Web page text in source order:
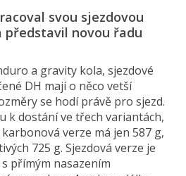
svou sjezdovou
představil novou řadu
a gravity kola, sjezdové
DH mají o něco vetší
se hodí právě pro sjezd.
k dostání ve třech variantách,
verze má jen 587 g,
725 g. Sjezdová verze je
přímým nasazením